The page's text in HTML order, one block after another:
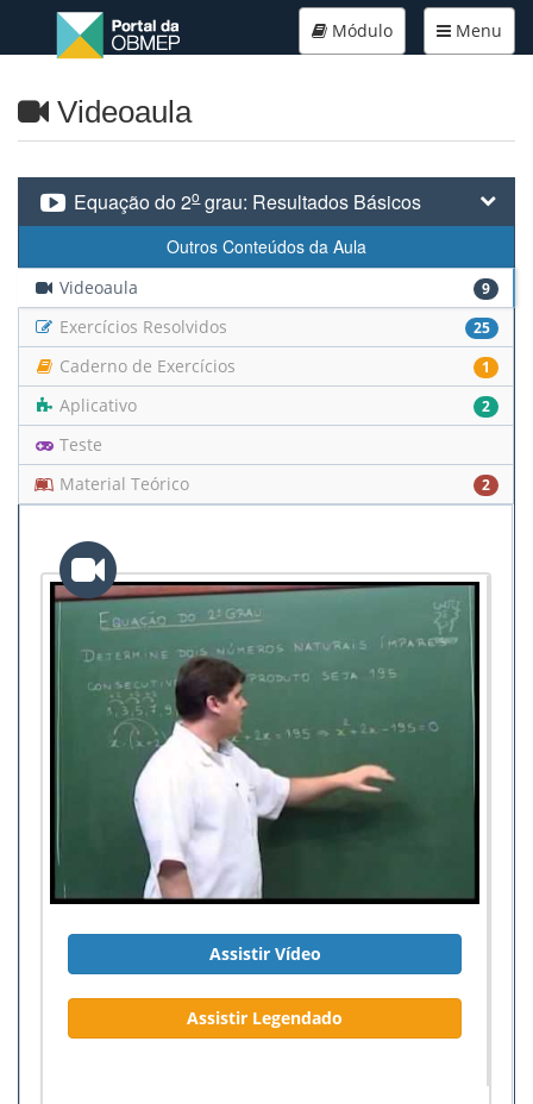
Menu
Módulo
Videoaula
Equação do 2ograu: Resultados Básicos
Outros Conteúdos da Aula
Videoaula 9
Exercícios Resolvidos 25
Caderno de Exercícios 1
Aplicativo 2
Teste
Material Teórico
2
Assistir Vídeo
Assistir Legendado